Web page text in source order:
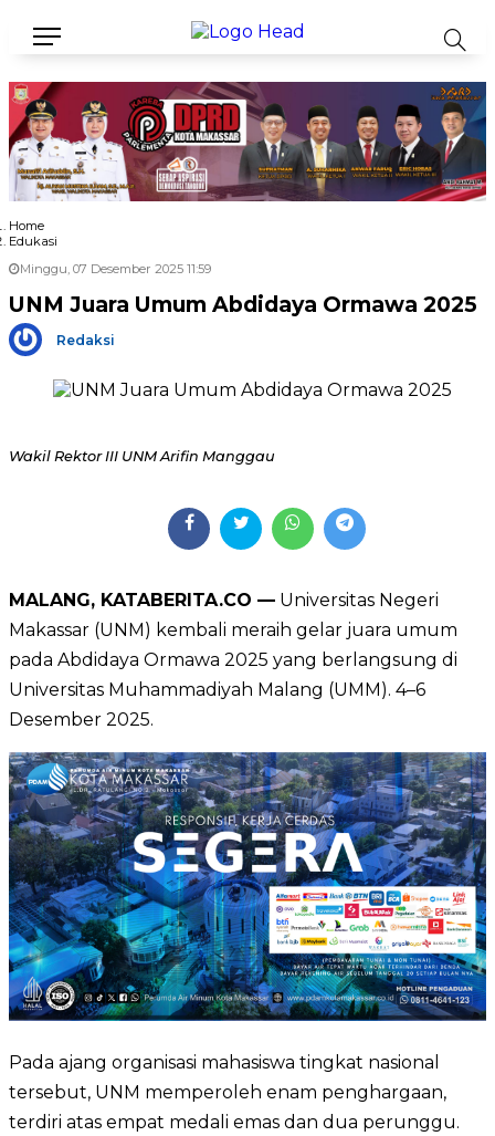
Home
Edukasi
Minggu, 07 Desember 2025 11:59
UNM Juara Umum Abdidaya Ormawa 2025
Redaksi
Wakil Rektor III UNM Arifin Manggau
MALANG, KATABERITA.CO — Universitas Negeri
Makassar (UNM) kembali meraih gelar juara umum
pada Abdidaya Ormawa 2025 yang berlangsung di
Universitas Muhammadiyah Malang (UMM). 4–6
Desember 2025.
Pada ajang organisasi mahasiswa tingkat nasional
tersebut, UNM memperoleh enam penghargaan,
terdiri atas empat medali emas dan dua perunggu.